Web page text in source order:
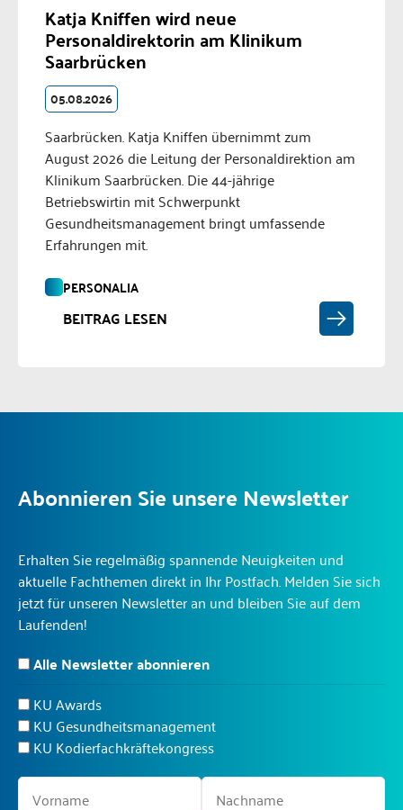
Katja Kniffen wird neue
Personaldirektorin am Klinikum
Saarbrücken
05.08.2026
Saarbrücken. Katja Kniffen übernimmt zum
August 2026 die Leitung der Personaldirektion am
Klinikum Saarbrücken. Die 44-jährige
Betriebswirtin mit Schwerpunkt
Gesundheitsmanagement bringt umfassende
Erfahrungen mit.
PERSONALIA
BEITRAG LESEN
Abonnieren Sie unsere Newsletter
Erhalten Sie regelmäßig spannende Neuigkeiten und
aktuelle Fachthemen direkt in Ihr Postfach. Melden Sie sich
jetzt für unseren Newsletter an und bleiben Sie auf dem
Laufenden!
Alle Newsletter abonnieren
KU Awards
KU Gesundheitsmanagement
KU Kodierfachkräftekongress